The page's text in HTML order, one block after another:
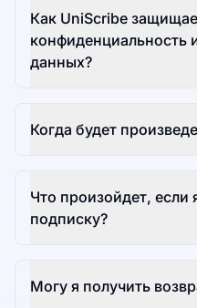
Как UniScribe
конфиденциальность
данных?
Когда будет
Что произойдет,
подписку?
Могу я получить